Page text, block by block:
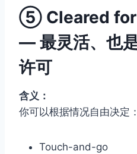
⑤ Cleared
— 最灵活、也
许可
含义：
你可以根据情况自由决定：
Touch-and-go